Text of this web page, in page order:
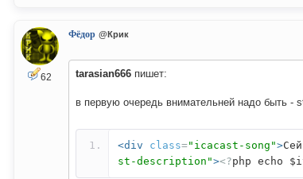
62
Фёдор @Крик
tarasian666 пишет:
в первую очередь внимательней надо быть -
<div class="icacast-song">
st-description"><?php echo